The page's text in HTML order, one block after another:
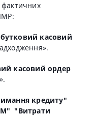
касовий
касовий ордер
кредиту"
"Витрати